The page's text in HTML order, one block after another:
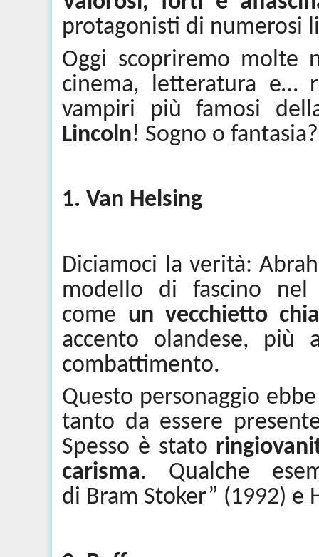
protagonisti di numerosi
Oggi scopriremo molte
cinema, letteratura e…
vampiri più famosi
Lincoln! Sogno o
1. Van Helsing
Diciamoci la verità:
modello di fascino nel
come un vecchietto
accento olandese, più
combattimento.
Questo personaggio
tanto da essere
Spesso è stato
carisma. Qualche
di Bram Stoker” (1992) e